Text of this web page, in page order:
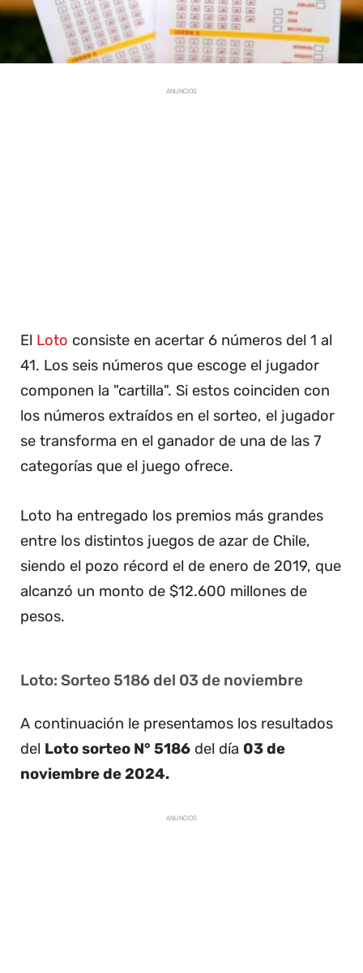
ANUNCIOS
El Loto consiste en acertar 6 números del 1 al
41. Los seis números que escoge el jugador
componen la "cartilla". Si estos coinciden con
los números extraídos en el sorteo, el jugador
se transforma en el ganador de una de las 7
categorías que el juego ofrece.
Loto ha entregado los premios más grandes
entre los distintos juegos de azar de Chile,
siendo el pozo récord el de enero de 2019, que
alcanzó un monto de $12.600 millones de
pesos.
Loto: Sorteo 5186 del 03 de noviembre
A continuación le presentamos los resultados
del Loto sorteo N° 5186 del día 03 de
noviembre de 2024.
ANUNCIOS